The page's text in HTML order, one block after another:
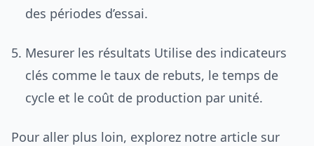
des périodes d’essai.
Mesurer les résultats Utilise des indicateurs
clés comme le taux de rebuts, le temps de
cycle et le coût de production par unité.
Pour aller plus loin, explorez notre article sur